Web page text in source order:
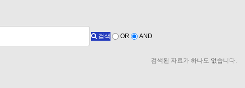
검색 OR AND
검색된 자료가 하나도 없습니다.